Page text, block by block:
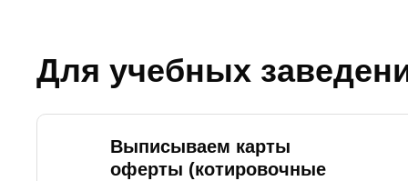
Для учебных
Выписываем карты
оферты (котировочные